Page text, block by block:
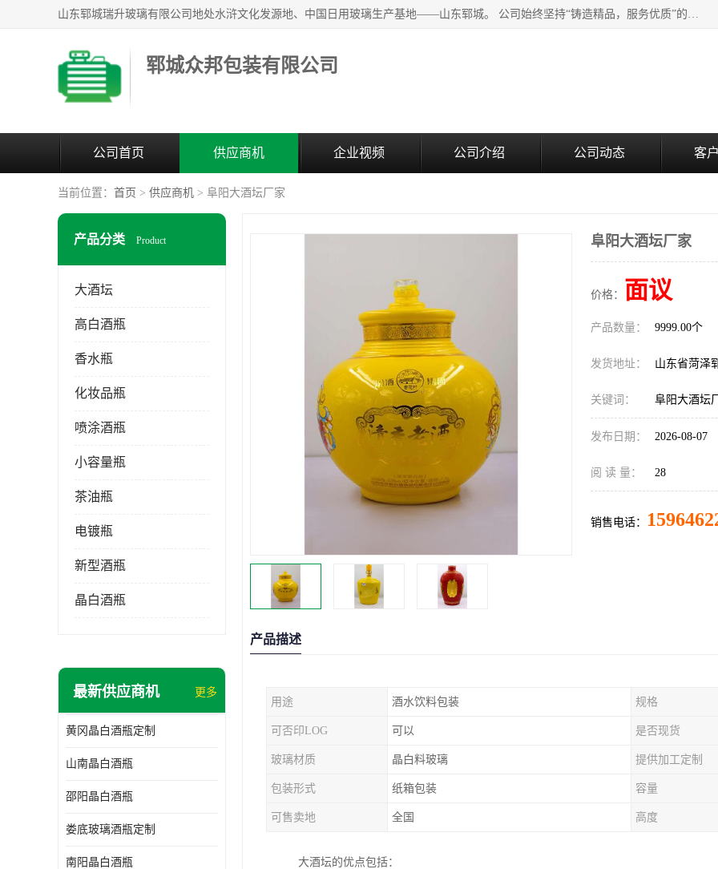
山东郓城瑞升玻璃有限公司地处水浒文化发源地、中国日用玻璃生产基地——山东郓城。 公司始终坚持“铸造精品，服务优质”的经营理念，斥资8000多万元引进国内先进的水晶料手工瓶生产线6条，晶白料8S机生产线8条，并引进人工挑料生产异型瓶和水晶玻璃瓶盖生产线。
郓城众邦包装有限公司
公司首页 供应商机 企业视频 公司介绍 公司动态 客
当前位置： 首页 > 供应商机 > 阜阳大酒坛厂家
产品分类 Product
大酒坛
高白酒瓶
香水瓶
化妆品瓶
喷涂酒瓶
小容量瓶
茶油瓶
电镀瓶
新型酒瓶
晶白酒瓶
最新供应商机 更多
黄冈晶白酒瓶定制
山南晶白酒瓶
邵阳晶白酒瓶
娄底玻璃酒瓶定制
南阳晶白酒瓶
阜阳大酒坛厂家
价格： 面议
产品数量： 9999.00个
发货地址： 山东省菏泽
关键词： 阜阳大酒坛
发布日期： 2026-08-07
阅 读 量： 28
销售电话：
产品描述
用途 酒水饮料包装 规格
可否印LOG 可以 是否现货
玻璃材质 晶白料玻璃 提供加工定制
包装形式 纸箱包装 容量
可售卖地 全国 高度
大酒坛的优点包括：